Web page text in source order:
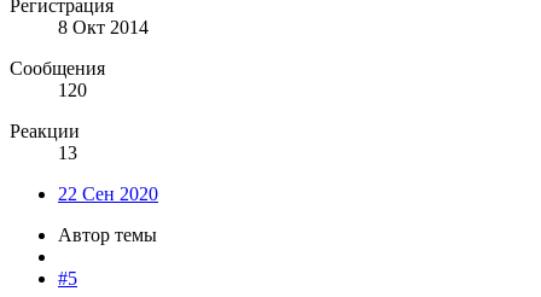
Регистрация
8 Окт 2014
Сообщения
120
Реакции
13
22 Сен 2020
Автор темы
#5